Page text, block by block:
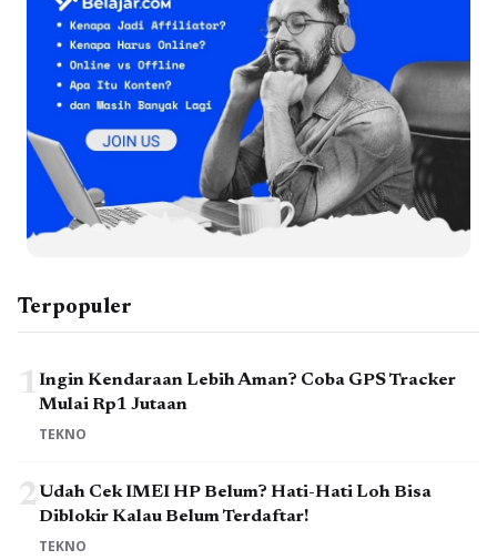
Terpopuler
1Ingin Kendaraan Lebih Aman? Coba GPS Tracker
Mulai Rp1 Jutaan
TEKNO
2Udah Cek IMEI HP Belum? Hati-Hati Loh Bisa
Diblokir Kalau Belum Terdaftar!
TEKNO